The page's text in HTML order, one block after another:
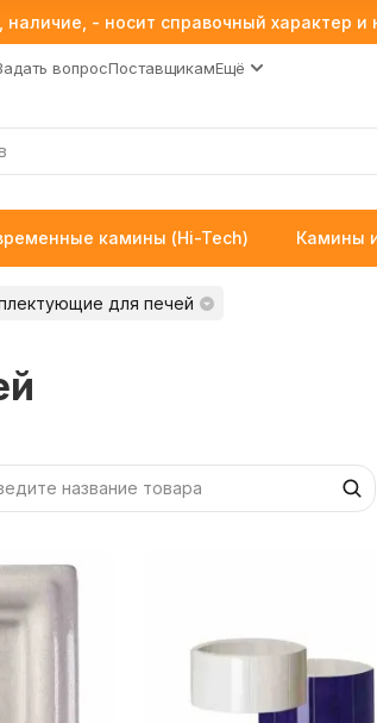
- носит справочный характер
вопросПоставщикамЕщё
камины (Hi-Tech) Камины
для печей